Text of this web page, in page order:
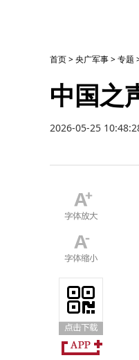
首页>央广军事>专题
中国之
2026-05-25